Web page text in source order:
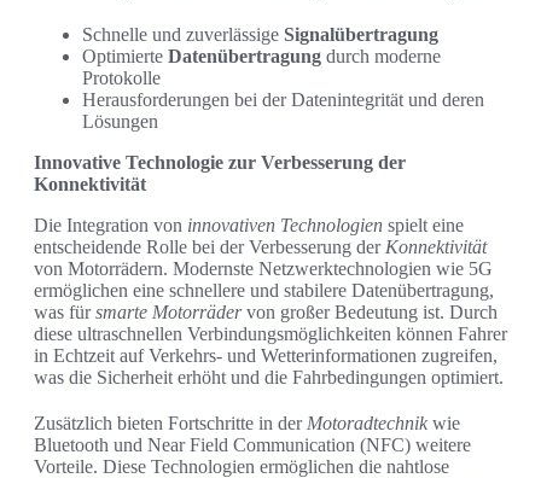
Schnelle und zuverlässige Signalübertragung
Optimierte Datenübertragung durch moderne
Protokolle
Herausforderungen bei der Datenintegrität und deren
Lösungen
Innovative Technologie zur Verbesserung der
Konnektivität
Die Integration von innovativen Technologien spielt eine
entscheidende Rolle bei der Verbesserung der Konnektivität
von Motorrädern. Modernste Netzwerktechnologien wie 5G
ermöglichen eine schnellere und stabilere Datenübertragung,
was fürsmarte Motorrädervon großer Bedeutung ist. Durch
diese ultraschnellen Verbindungsmöglichkeiten können Fahrer
in Echtzeit auf Verkehrs- und Wetterinformationen zugreifen,
was die Sicherheit erhöht und die Fahrbedingungen optimiert.
Zusätzlich bieten Fortschritte in der Motoradtechnik wie
Bluetooth und Near Field Communication (NFC) weitere
Vorteile. Diese Technologien ermöglichen die nahtlose